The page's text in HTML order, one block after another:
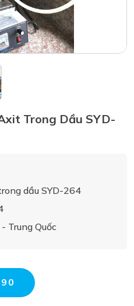
Trong Dầu SYD-
dầu SYD-264
Trung Quốc